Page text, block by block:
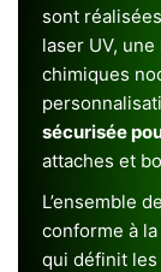
sont
laser UV,
chimiques
sécurisée
attaches et
L’ensemble
conforme à
qui définit